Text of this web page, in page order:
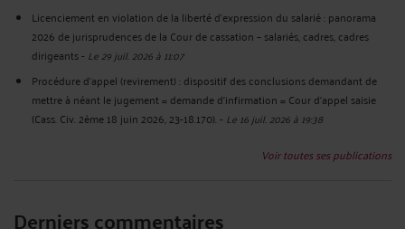
Licenciement en violation de la liberté d’expression du salarié : panorama
2026 de jurisprudences de la Cour de cassation – salariés, cadres, cadres
dirigeants- Le 29 juil. 2026 à 11:07
Procédure d’appel (revirement) : dispositif des conclusions demandant de
mettre à néant le jugement = demande d’infirmation = Cour d’appel saisie
(Cass. Civ. 2ème 18 juin 2026, 23-18.170).- Le 16 juil. 2026 à 19:38
Voir toutes ses publications
Derniers commentaires